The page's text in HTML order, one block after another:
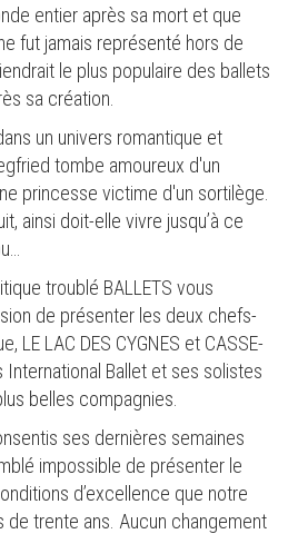
entier après sa mort et que
fut jamais représenté hors de
le plus populaire des ballets
sa création.
un univers romantique et
tombe amoureux d'un
princesse victime d'un sortilège.
ainsi doit-elle vivre jusqu’à ce
troublé BALLETS vous
de présenter les deux chefs-
LE LAC DES CYGNES et CASSE-
International Ballet et ses solistes
belles compagnies.
ses dernières semaines
impossible de présenter le
d’excellence que notre
trente ans. Aucun changement